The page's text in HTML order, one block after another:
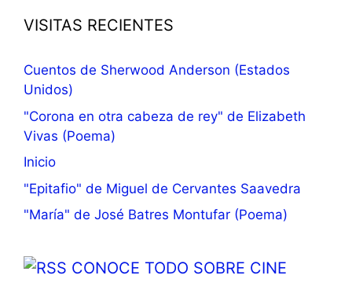
VISITAS RECIENTES
Cuentos de Sherwood Anderson (Estados
Unidos)
"Corona en otra cabeza de rey" de Elizabeth
Vivas (Poema)
Inicio
"Epitafio" de Miguel de Cervantes Saavedra
"María" de José Batres Montufar (Poema)
CONOCE TODO SOBRE CINE